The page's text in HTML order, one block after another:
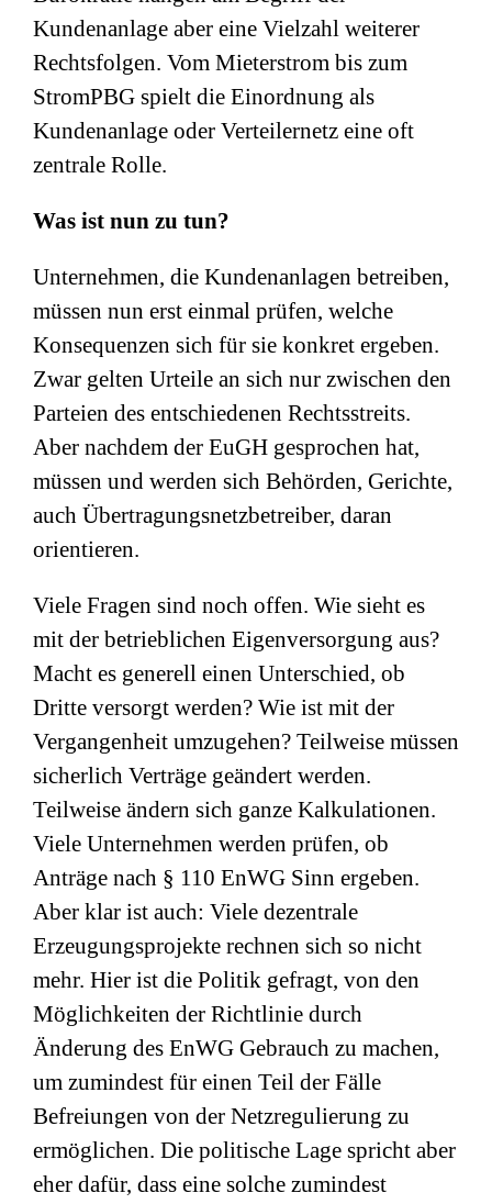
Kundenanlage aber eine Vielzahl weiterer
Rechtsfolgen. Vom Mieterstrom bis zum
StromPBG spielt die Einordnung als
Kundenanlage oder Verteilernetz eine oft
zentrale Rolle.
Was ist nun zu tun?
Unternehmen, die Kundenanlagen betreiben,
müssen nun erst einmal prüfen, welche
Konsequenzen sich für sie konkret ergeben.
Zwar gelten Urteile an sich nur zwischen den
Parteien des entschiedenen Rechtsstreits.
Aber nachdem der EuGH gesprochen hat,
müssen und werden sich Behörden, Gerichte,
auch Übertragungsnetzbetreiber, daran
orientieren.
Viele Fragen sind noch offen. Wie sieht es
mit der betrieblichen Eigenversorgung aus?
Macht es generell einen Unterschied, ob
Dritte versorgt werden? Wie ist mit der
Vergangenheit umzugehen? Teilweise müssen
sicherlich Verträge geändert werden.
Teilweise ändern sich ganze Kalkulationen.
Viele Unternehmen werden prüfen, ob
Anträge nach § 110 EnWG Sinn ergeben.
Aber klar ist auch: Viele dezentrale
Erzeugungsprojekte rechnen sich so nicht
mehr. Hier ist die Politik gefragt, von den
Möglichkeiten der Richtlinie durch
Änderung des EnWG Gebrauch zu machen,
um zumindest für einen Teil der Fälle
Befreiungen von der Netzregulierung zu
ermöglichen. Die politische Lage spricht aber
eher dafür, dass eine solche zumindest